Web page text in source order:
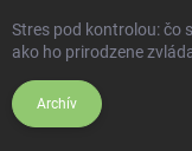
Stres pod kontrolou: čo
ako ho prirodzene
Archív